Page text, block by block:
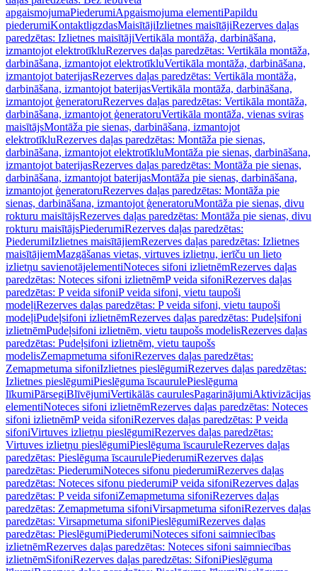
apgaismojumaPiederumiApgaismojuma elementiPapildu
piederumiKontaktligzdasMaisītājiIzlietnes maisītājiRezerves daļas
paredzētas: Izlietnes maisītājiVertikāla montāža, darbināšana,
izmantojot elektrotīkluRezerves daļas paredzētas: Vertikāla montāža,
darbināšana, izmantojot elektrotīkluVertikāla montāža, darbināšana,
izmantojot baterijasRezerves daļas paredzētas: Vertikāla montāža,
darbināšana, izmantojot baterijasVertikāla montāža, darbināšana,
izmantojot ģeneratoruRezerves daļas paredzētas: Vertikāla montāža,
darbināšana, izmantojot ģeneratoruVertikāla montāža, vienas sviras
maisītājsMontāža pie sienas, darbināšana, izmantojot
elektrotīkluRezerves daļas paredzētas: Montāža pie sienas,
darbināšana, izmantojot elektrotīkluMontāža pie sienas, darbināšana,
izmantojot baterijasRezerves daļas paredzētas: Montāža pie sienas,
darbināšana, izmantojot baterijasMontāža pie sienas, darbināšana,
izmantojot ģeneratoruRezerves daļas paredzētas: Montāža pie
sienas, darbināšana, izmantojot ģeneratoruMontāža pie sienas, divu
rokturu maisītājsRezerves daļas paredzētas: Montāža pie sienas, divu
rokturu maisītājsPiederumiRezerves daļas paredzētas:
PiederumiIzlietnes maisītājiemRezerves daļas paredzētas: Izlietnes
maisītājiemMazgāšanas vietas, virtuves izlietņu, ierīču un lieto
izlietņu savienotājelementiNoteces sifoni izlietnēmRezerves daļas
paredzētas: Noteces sifoni izlietnēmP veida sifoniRezerves daļas
paredzētas: P veida sifoniP veida sifoni, vietu taupoši
modeļiRezerves daļas paredzētas: P veida sifoni, vietu taupoši
modeļiPudeļsifoni izlietnēmRezerves daļas paredzētas: Pudeļsifoni
izlietnēmPudeļsifoni izlietnēm, vietu taupošs modelisRezerves daļas
paredzētas: Pudeļsifoni izlietnēm, vietu taupošs
modelisZemapmetuma sifoniRezerves daļas paredzētas:
Zemapmetuma sifoniIzlietnes pieslēgumiRezerves daļas paredzētas:
Izlietnes pieslēgumiPieslēguma īscaurulePieslēguma
līkumiPārsegiBlīvējumiVertikālās caurulesPagarinājumiAktivizācijas
elementiNoteces sifoni izlietnēmRezerves daļas paredzētas: Noteces
sifoni izlietnēmP veida sifoniRezerves daļas paredzētas: P veida
sifoniVirtuves izlietņu pieslēgumiRezerves daļas paredzētas:
Virtuves izlietņu pieslēgumiPieslēguma īscauruleRezerves daļas
paredzētas: Pieslēguma īscaurulePiederumiRezerves daļas
paredzētas: PiederumiNoteces sifonu piederumiRezerves daļas
paredzētas: Noteces sifonu piederumiP veida sifoniRezerves daļas
paredzētas: P veida sifoniZemapmetuma sifoniRezerves daļas
paredzētas: Zemapmetuma sifoniVirsapmetuma sifoniRezerves daļas
paredzētas: Virsapmetuma sifoniPieslēgumiRezerves daļas
paredzētas: PieslēgumiPiederumiNoteces sifoni saimniecības
izlietnēmRezerves daļas paredzētas: Noteces sifoni saimniecības
izlietnēmSifoniRezerves daļas paredzētas: SifoniPieslēguma